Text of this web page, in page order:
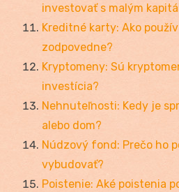
investovať s malým
Kreditné karty: Ako
zodpovedne?
Kryptomeny: Sú
investícia?
Nehnuteľnosti: Kedy je
alebo dom?
Núdzový fond: Prečo ho
vybudovať?
Poistenie: Aké poistenia